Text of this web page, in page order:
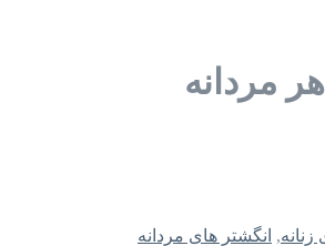
مردانه
زنانه, انگشتر های مردانه